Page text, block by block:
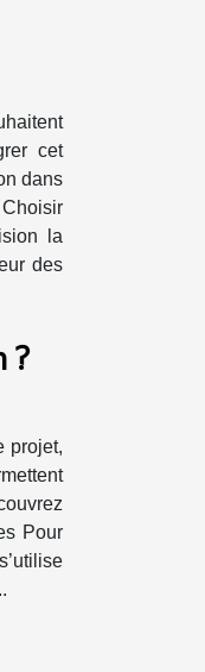
cet
dans
la
des
?
projet,
Pour